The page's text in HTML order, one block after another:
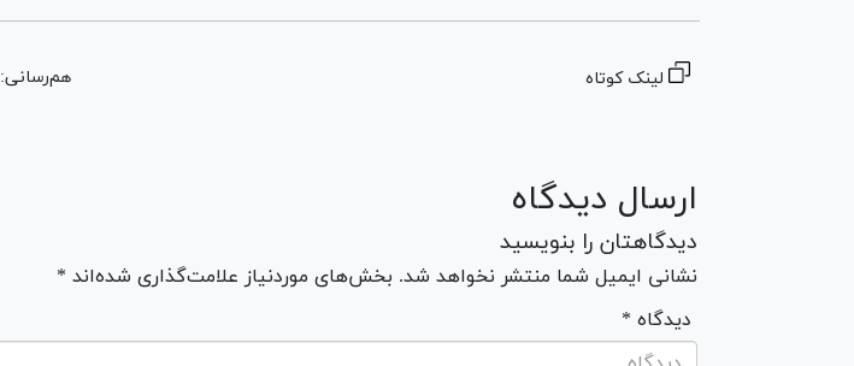
لینک کوتاه هم‌رسانی:
ارسال دیدگاه
دیدگاهتان را بنویسید
نشانی ایمیل شما منتشر نخواهد شد. بخش‌های موردنیاز علامت‌گذاری شده‌اند *
* دیدگاه